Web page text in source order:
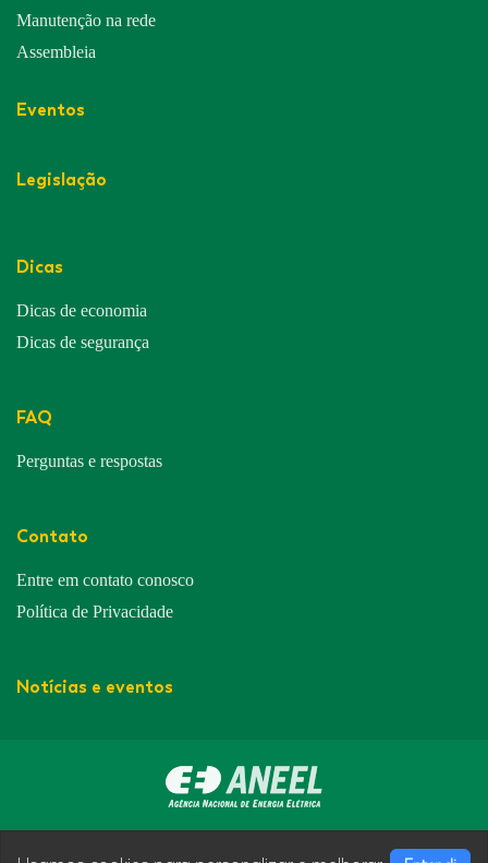
Manutenção na rede
Assembleia
Eventos
Legislação
Dicas
Dicas de economia
Dicas de segurança
FAQ
Perguntas e respostas
Contato
Entre em contato conosco
Política de Privacidade
Notícias e eventos
Avenida Padre Herval Fontanella nº 443, Bairro Centro Jacinto